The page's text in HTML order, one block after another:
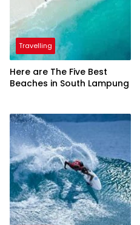
Travelling
Here are The Five Best
Beaches in South Lampung